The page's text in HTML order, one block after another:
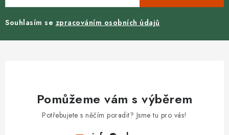
Souhlasím se zpracováním osobních údajů
Pomůžeme vám s výběrem
Potřebujete s něčím poradit? Jsme tu pro vás!